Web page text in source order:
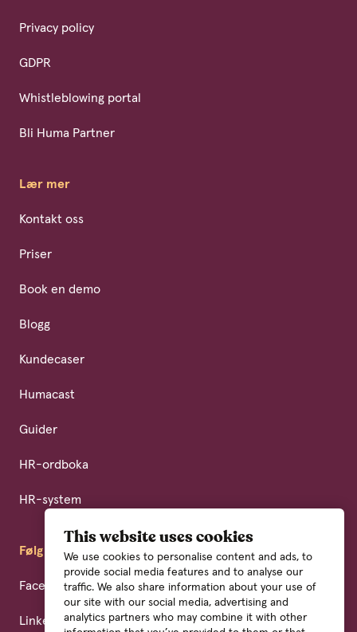
This website uses cookies
We use cookies to personalise content and ads, to
provide social media features and to analyse our
traffic. We also share information about your use of
our site with our social media, advertising and
analytics partners who may combine it with other
Privacy policy
GDPR
Whistleblowing portal
Bli Huma Partner
Lær mer
Kontakt oss
Priser
Book en demo
Blogg
Kundecaser
Humacast
Guider
HR-ordboka
HR-system
Følg oss
Facebook
LinkedIn